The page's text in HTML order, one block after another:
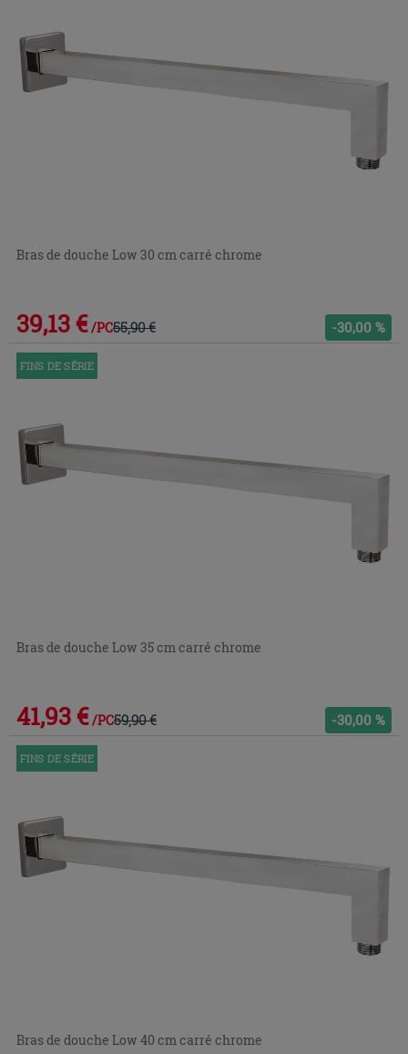
Bras de douche Low 30 cm carré chrome
39,13 € /PC55,90 € -30,00 %
FINS DE SÉRIE
Bras de douche Low 35 cm carré chrome
41,93 € /PC59,90 € -30,00 %
FINS DE SÉRIE
Bras de douche Low 40 cm carré chrome